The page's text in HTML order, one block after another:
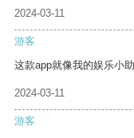
2024-03-11
游客
这款app就像我的娱乐小
2024-03-11
游客